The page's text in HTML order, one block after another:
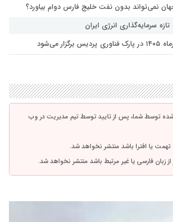
نمی‌تواند بدون نفت خلیج فارس دوام بیاورد؟
سرمایه‌گذاری انرژی ایران
توسط شما، پس از تایید توسط تیم مدیریت در وب
یا افترا باشد منتشر نخواهد شد.
از زبان فارسی یا غیر مرتبط باشد منتشر نخواهد شد.